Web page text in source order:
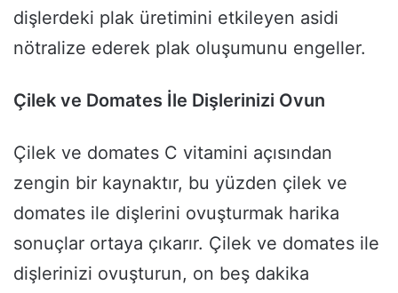
dişlerdeki plak üretimini etkileyen asidi
nötralize ederek plak oluşumunu engeller.
Çilek ve Domates İle Dişlerinizi Ovun
Çilek ve domates C vitamini açısından
zengin bir kaynaktır, bu yüzden çilek ve
domates ile dişlerini ovuşturmak harika
sonuçlar ortaya çıkarır. Çilek ve domates ile
dişlerinizi ovuşturun, on beş dakika